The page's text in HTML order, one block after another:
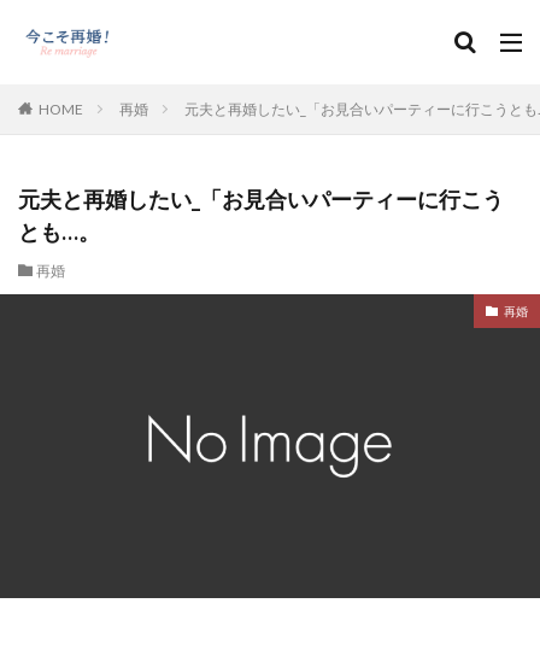
HOME 再婚 元夫と再婚したい_「お見合いパーティーに行こうと
元夫と再婚したい_「お見合いパーティーに行こう
とも…。
再婚
再婚